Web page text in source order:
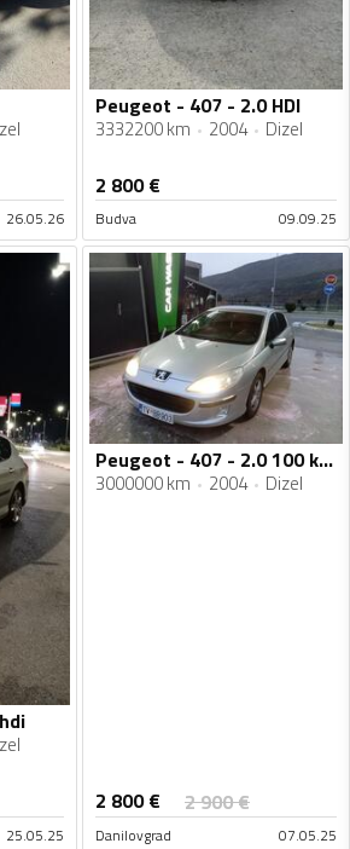
26.05.26
Peugeot - 407 - 2.0 HDI
3332200 km 2004 Dizel
2 800€
Budva 09.09.25
25.05.25
Peugeot - 407 - 2.0 100 kw hdi
3000000 km 2004 Dizel
2 800€ 2 900€
Danilovgrad 07.05.25